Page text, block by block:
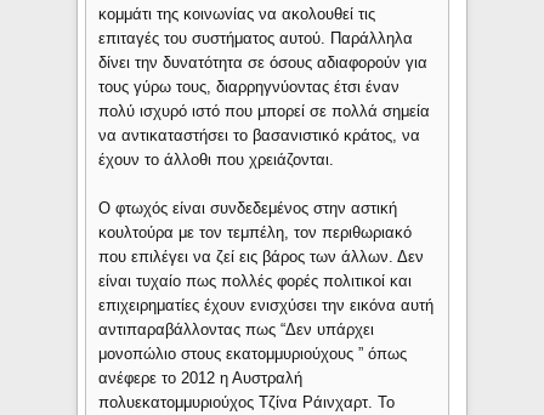
κομμάτι της κοινωνίας να ακολουθεί τις
επιταγές του συστήματος αυτού. Παράλληλα
δίνει την δυνατότητα σε όσους αδιαφορούν για
τους γύρω τους, διαρρηγνύοντας έτσι έναν
πολύ ισχυρό ιστό που μπορεί σε πολλά σημεία
να αντικαταστήσει το βασανιστικό κράτος, να
έχουν το άλλοθι που χρειάζονται.
Ο φτωχός είναι συνδεδεμένος στην αστική
κουλτούρα με τον τεμπέλη, τον περιθωριακό
που επιλέγει να ζεί εις βάρος των άλλων. Δεν
είναι τυχαίο πως πολλές φορές πολιτικοί και
επιχειρηματίες έχουν ενισχύσει την εικόνα αυτή
αντιπαραβάλλοντας πως “Δεν υπάρχει
μονοπώλιο στους εκατομμυριούχους ” όπως
ανέφερε το 2012 η Αυστραλή
πολυεκατομμυριούχος Τζίνα Ράινχαρτ. Το